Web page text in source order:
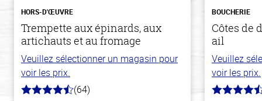
HORS-D'ŒUVRE
Trempette aux épinards, aux
artichauts et au fromage
Veuillez sélectionner un magasin pour
voir les prix.
4.4
(64)
BOUCHERIE
Côtes de
ail
Veuillez
voir les prix.
4.8